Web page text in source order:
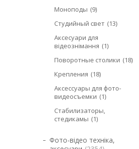
Моноподы
9
Студийный свет 13
Аксесуари для
відеознімання
1
Поворотные столики
18
Крепления
18
Аксессуары для фото-
видеосъемки
1
Стабилизаторы,
стедикамы
1
Фото-відео техніка,